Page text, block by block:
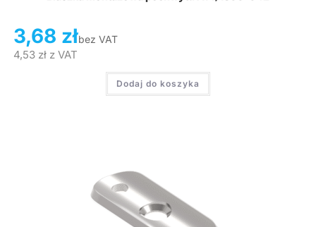
3,68 złbez VAT
4,53 złz VAT
Dodaj do koszyka